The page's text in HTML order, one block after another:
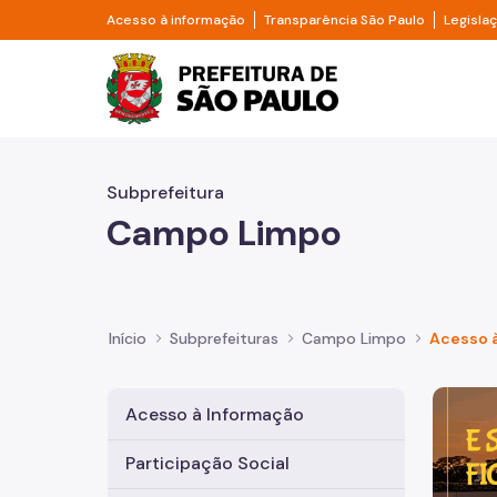
Pular para o Conteúdo principal
Acesso à informação Divisor de acesso à informação
Transparência São Paulo Divisor
Prefeitura de São
Subprefeitura
Campo Limpo
Início Subprefeituras Campo Limpo Acesso
Acesso à Informação
Participação Social